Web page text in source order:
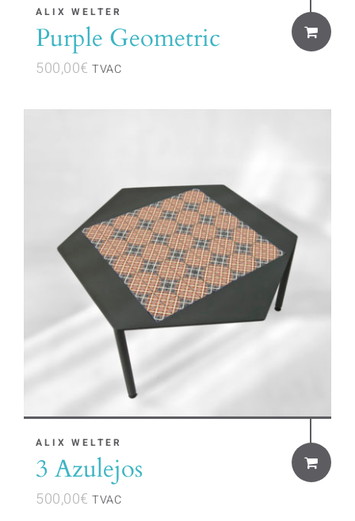
ALIX WELTER
Purple Geometric
500,00€ TVAC
ALIX WELTER
3 Azulejos
500,00€ TVAC